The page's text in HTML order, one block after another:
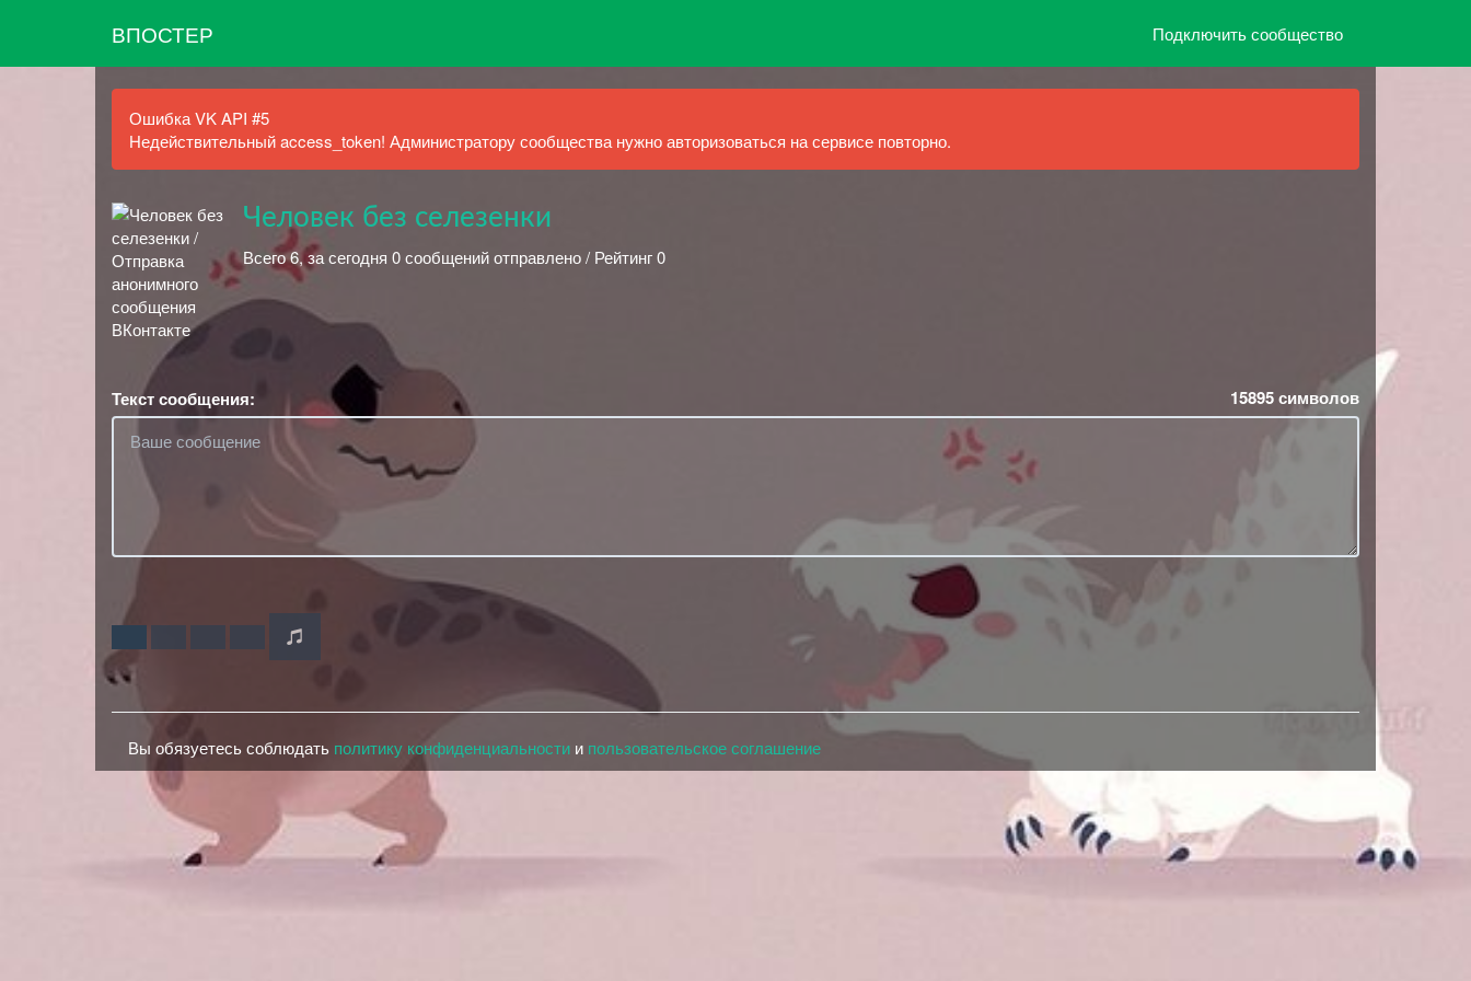
ВПОСТЕР Подключить сообщество
Ошибка VK API #5
Недействительный access_token! Администратору сообщества нужно авторизоваться на сервисе повторно.
Человек без селезенки
Всего 6, за сегодня 0 сообщений отправлено / Рейтинг 0
Текст сообщения: 15895символов
Вы обязуетесь соблюдать политику конфиденциальности и пользовательское соглашение